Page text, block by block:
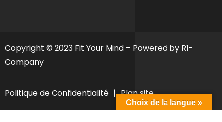
Copyright © 2023 Fit Your Mind – Powered by R1-
Company
Politique de Confidentialité | Plan site
Choix de la langue »